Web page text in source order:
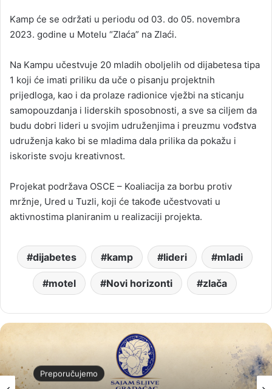
Kamp će se održati u periodu od 03. do 05. novembra
2023. godine u Motelu “Zlaća” na Zlaći.
Na Kampu učestvuje 20 mladih oboljelih od dijabetesa tipa
1 koji će imati priliku da uče o pisanju projektnih
prijedloga, kao i da prolaze radionice vježbi na sticanju
samopouzdanja i liderskih sposobnosti, a sve sa ciljem da
budu dobri lideri u svojim udruženjima i preuzmu vođstva
udruženja kako bi se mladima dala prilika da pokažu i
iskoriste svoju kreativnost.
Projekat podržava OSCE – Koaliacija za borbu protiv
mržnje, Ured u Tuzli, koji će takođe učestvovati u
aktivnostima planiranim u realizaciji projekta.
dijabetes kamp lideri mladi
motel Novi horizonti zlača
Preporučujemo